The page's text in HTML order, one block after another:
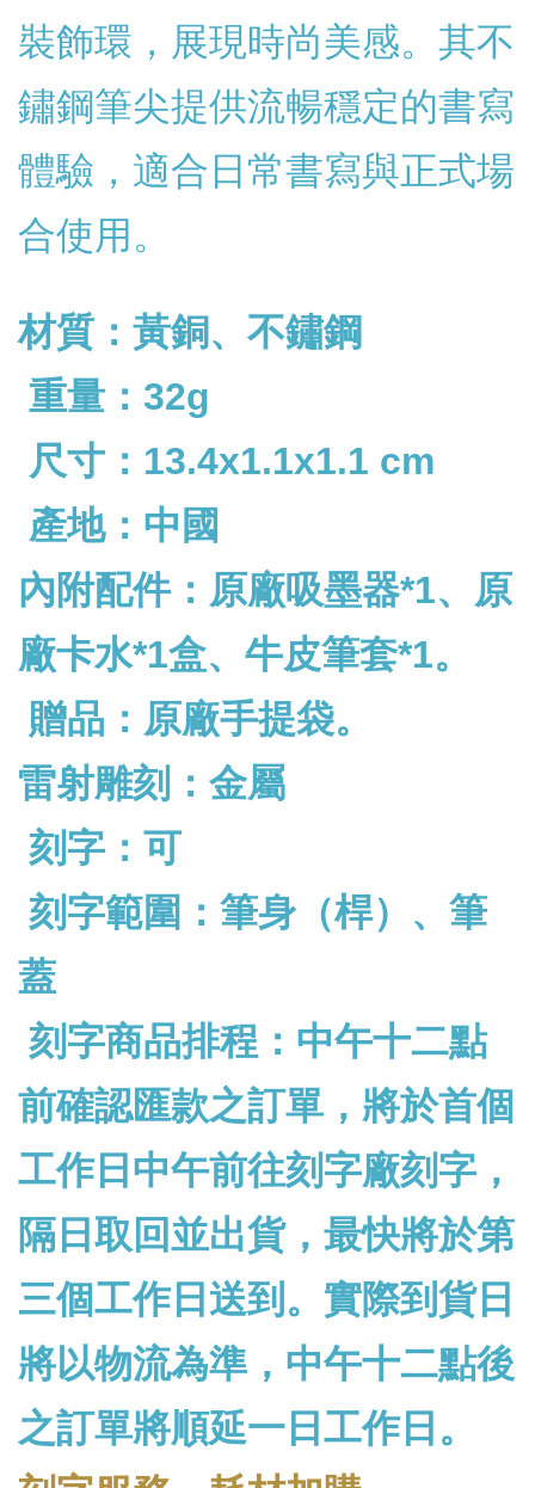
裝飾環，展現時尚美感。其不
鏽鋼筆尖提供流暢穩定的書寫
體驗，適合日常書寫與正式場
合使用。
材質：黃銅、不鏽鋼
重量：32g
尺寸：13.4x1.1x1.1 cm
產地：中國
內附配件： 原廠吸墨器*1、原
廠卡水*1盒、牛皮筆套*1。
贈品：原廠手提袋。
雷射雕刻：金屬
刻字：可
刻字範圍：筆身（桿）、筆
蓋
刻字商品排程：中午十二點
前確認匯款之訂單，將於首個
工作日中午前往刻字廠刻字，
隔日取回並出貨，最快將於第
三個工作日送到。實際到貨日
將以物流為準，中午十二點後
之訂單將順延一日工作日。